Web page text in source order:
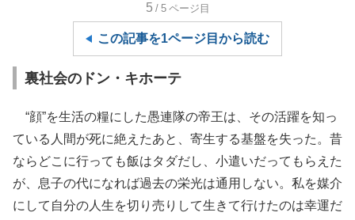
5 /5 ページ目
この記事を1ページ目から読む
裏社会のドン・キホーテ
“顔”を生活の糧にした愚連隊の帝王は、その活躍を知っ
ている人間が死に絶えたあと、寄生する基盤を失った。昔
ならどこに行っても飯はタダだし、小遣いだってもらえた
が、息子の代になれば過去の栄光は通用しない。私を媒介
にして自分の人生を切り売りして生きて行けたのは幸運だ